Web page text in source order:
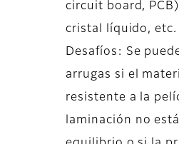
circuit board,
cristal líquido, etc.
Desafíos: Se
arrugas si el
resistente a la
laminación no